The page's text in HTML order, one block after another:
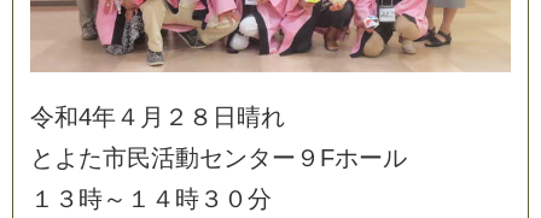
令和4年４ 月 ２ ８ 日晴れ
と よ た市民活動センター ９ Fホール
１ ３ 時～ １ ４ 時 ３ ０分